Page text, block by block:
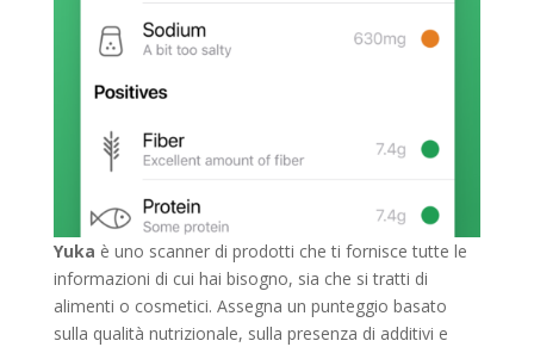
Yuka è uno scanner di prodotti che ti fornisce tutte le
informazioni di cui hai bisogno, sia che si tratti di
alimenti o cosmetici. Assegna un punteggio basato
sulla qualità nutrizionale, sulla presenza di additivi e